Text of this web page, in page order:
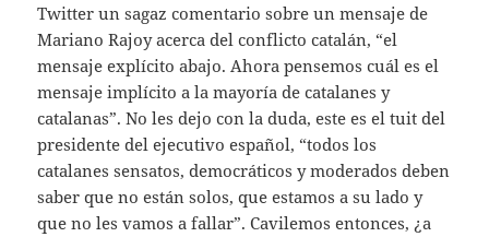
Twitter un sagaz comentario sobre un mensaje de
Mariano Rajoy acerca del conflicto catalán, “el
mensaje explícito abajo. Ahora pensemos cuál es el
mensaje implícito a la mayoría de catalanes y
catalanas”. No les dejo con la duda, este es el tuit del
presidente del ejecutivo español, “todos los
catalanes sensatos, democráticos y moderados deben
saber que no están solos, que estamos a su lado y
que no les vamos a fallar”. Cavilemos entonces, ¿a